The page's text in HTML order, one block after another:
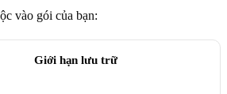
vào gói của bạn:
Giới hạn lưu trữ